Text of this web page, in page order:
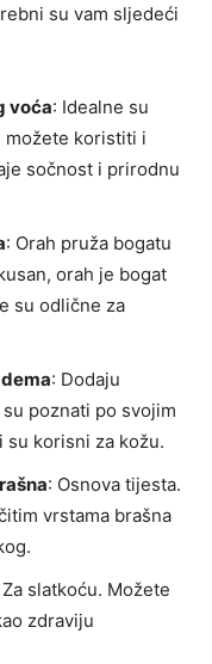
su vam sljedeći
voća: Idealne su
možete koristiti i
sočnost i prirodnu
: Orah pruža bogatu
orah je bogat
su odlične za
: Dodaju
poznati po svojim
su korisni za kožu.
: Osnova tijesta.
vrstama brašna
Za slatkoću. Možete
zdraviju